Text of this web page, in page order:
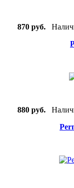
870 руб.
880 руб.